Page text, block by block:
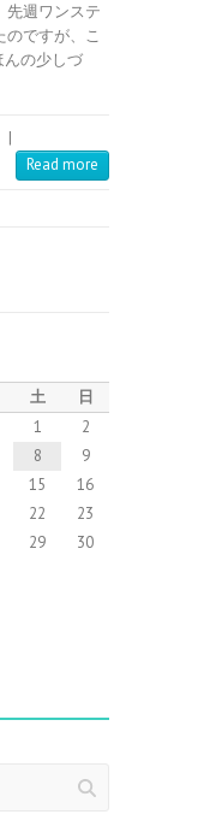
先週ワンステ
のですが、こ
の少しづ
|
Read more
土
日
1
2
8
9
15
16
22
23
29
30